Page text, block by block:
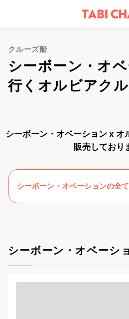
クルーズ船
シーボーン・オ
行くオルビアク
シーボーン・オベーション x オ
販売しており
シーボーン・オベーションの全
シーボーン・オベーシ